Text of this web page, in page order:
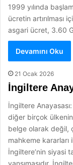
1999 yılında
ücretin artırılması
asgari ücret, 3.60
Devamını Oku
21 Ocak 2026
İngiltere
İngiltere
diğer birçok ülkenin
belge olarak değil,
mahkeme
İngiltere’nin siyasi
yansımasıdır.